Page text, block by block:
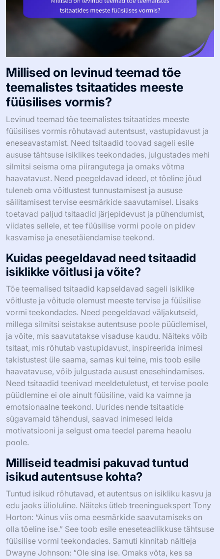
Millised on levinud teemad tõe
teemalistes tsitaatides meeste
füüsilises vormis?
Levinud teemad tõe teemalistes tsitaatides meeste
füüsilises vormis rõhutavad autentsust, vastupidavust ja
eneseavastamist. Need tsitaadid toovad sageli esile
aususe tähtsuse isiklikes teekondades, julgustades mehi
silmitsi seisma oma piirangutega ja omaks võtma
haavatavust. Need peegeldavad ideed, et tõeline jõud
tuleneb oma võitlustest tunnustamisest ja aususe
säilitamisest tervise eesmärkide saavutamisel. Lisaks
toetavad paljud tsitaadid järjepidevust ja pühendumist,
viidates sellele, et tee füüsilise vormi poole on pidev
kasvamise ja enesetäiendamise teekond.
Kuidas peegeldavad need tsitaadid
isiklikke võitlusi ja võite?
Tõe teemalised tsitaadid kapseldavad sageli isiklike
võitluste ja võitude olemust meeste tervise ja füüsilise
vormi teekondades. Need peegeldavad väljakutseid,
millega silmitsi seistakse autentsuse poole püüdlemisel,
ja võite, mis saavutatakse visaduse kaudu. Näiteks võib
tsitaat, mis rõhutab vastupidavust, inspireerida inimesi
takistustest üle saama, samas kui teine, mis toob esile
haavatavuse, võib julgustada ausust enesehindamises.
Need tsitaadid teenivad meeldetuletust, et tervise poole
püüdlemine ei ole ainult füüsiline, vaid ka vaimne ja
emotsionaalne teekond. Uurides nende tsitaatide
sügavamaid tähendusi, saavad inimesed leida
motivatsiooni ja selgust oma teedel parema heaolu
poole.
Milliseid teadmisi pakuvad tuntud
isikud autentsuse kohta?
Tuntud isikud rõhutavad, et autentsus on isikliku kasvu ja
edu jaoks ülioluline. Näiteks ütleb treeninguekspert Tony
Horton: “Ainus viis oma eesmärkide saavutamiseks on
olla tõeline ise.” See toob esile eneseteadlikkuse tähtsuse
füüsilise vormi teekondades. Samuti kinnitab näitleja
Dwayne Johnson: “Ole sina ise. Omaks võta, kes sa